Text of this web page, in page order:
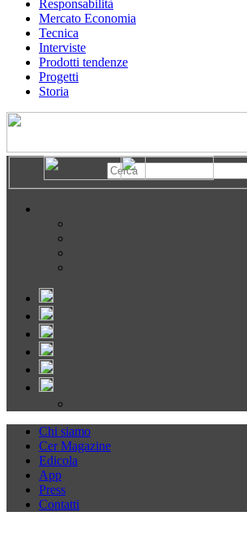
Responsabilità
Mercato Economia
Tecnica
Interviste
Prodotti tendenze
Progetti
Storia
Chi siamo
Cer Magazine
Edicola
App
Press
Contatti